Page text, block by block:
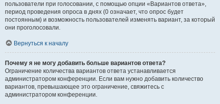
пользователи при голосовании, с помощью опции «Вариантов ответа»,
период проведения опроса в днях (0 означает, что опрос будет
постоянным) и возможность пользователей изменять вариант, за который
они проголосовали.
Вернуться к началу
Почему я не могу добавить больше вариантов ответа?
Ограничение количества вариантов ответа устанавливается
администратором конференции. Если вам нужно добавить количество
вариантов, превышающее это ограничение, свяжитесь с
администратором конференции.